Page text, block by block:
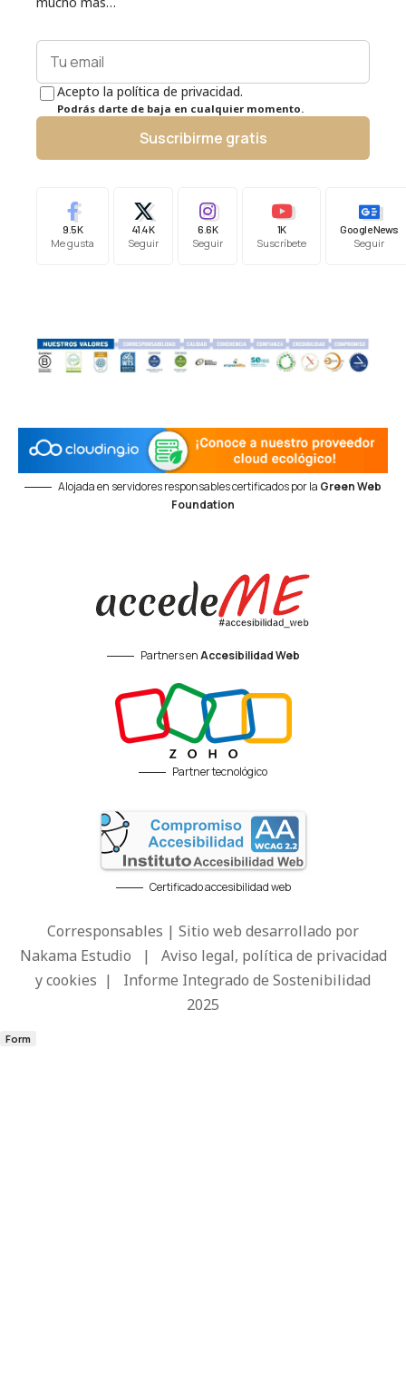
Acepto la política de privacidad.
Podrás darte de baja en cualquier momento.
Suscribirme gratis
9.5K
Me gusta
41.4K
Seguir
6.6K
Seguir
1K
Suscríbete
Google News
Seguir
Alojada en servidores responsables certificados por la Green Web
Foundation
Partners enAccesibilidad Web
Partner tecnológico
Certificado accesibilidad web
Corresponsables | Sitio web desarrollado por
Nakama Estudio | Aviso legal, política de privacidad
y cookies | Informe Integrado de Sostenibilidad
2025
Form